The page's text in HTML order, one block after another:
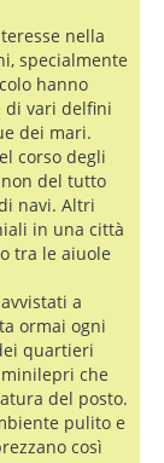
nella
specialmente
hanno
di vari delfini
dei mari.
corso degli
del tutto
navi. Altri
in una città
tra le aiuole
a
ormai ogni
quartieri
che
del posto.
pulito e
così